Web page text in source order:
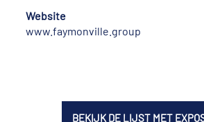
Website
www.faymonville.group
BEKIJK DE LIJST MET